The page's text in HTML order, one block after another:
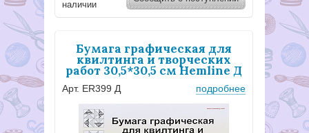
наличии
Бумага графическая для
квилтинга и творческих
работ 30,5*30,5 см Hemline Д
Арт. ER399 Д подробнее